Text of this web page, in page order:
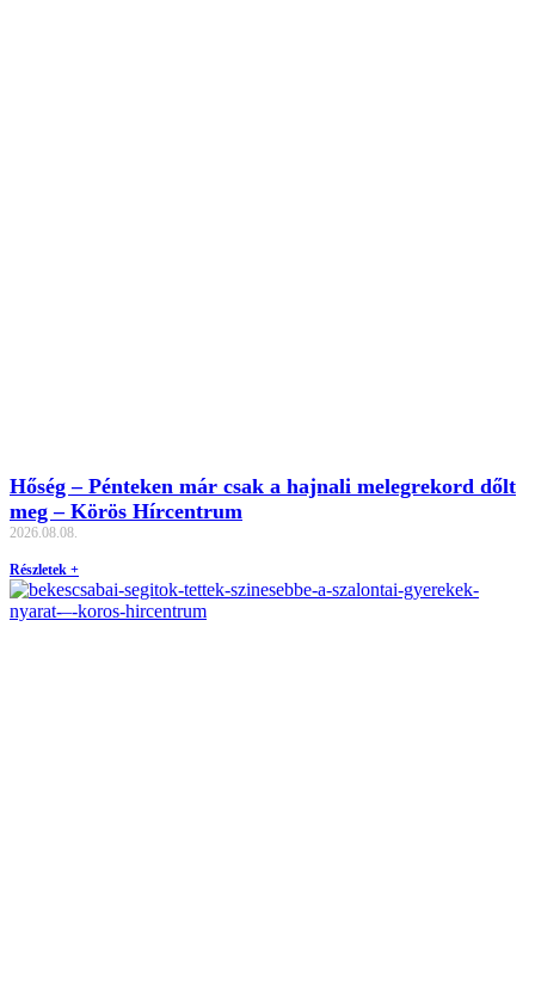
Hőség – Pénteken már csak a hajnali melegrekord dőlt
meg – Körös Hírcentrum
2026.08.08.
Részletek +